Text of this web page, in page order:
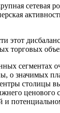
этот
торговых
сегментах
о значимых
столицы
ценового
и